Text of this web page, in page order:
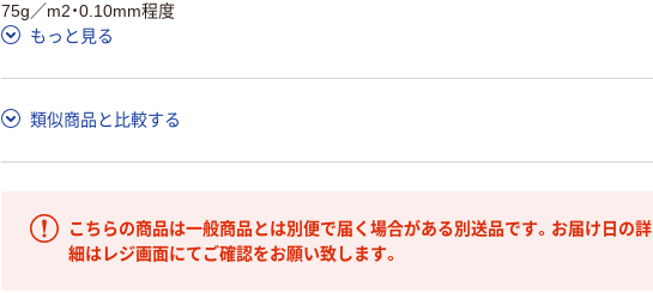
75g／m2・0.10mm程度
もっと見る
類似商品と比較する
こちらの商品は一般商品とは別便で届く場合がある別送品です。お届け日の詳
細はレジ画面にてご確認をお願い致します。